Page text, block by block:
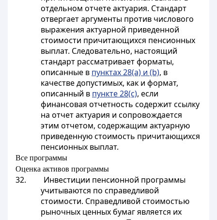
отдельном отчете актуария. Стандарт
отвергает аргументы против числового
выражения актуарной приведенной
стоимости причитающихся пенсионных
выплат. Следовательно, настоящий
стандарт рассматривает форматы,
описанные в пунктах 28(a) и (b), в
качестве допустимых, как и формат,
описанный в пункте 28(c), если
финансовая отчетность содержит ссылку
на отчет актуария и сопровождается
этим отчетом, содержащим актуарную
приведенную стоимость причитающихся
пенсионных выплат.
Все программы
Оценка активов программы
32. Инвестиции пенсионной программы
учитываются по справедливой
стоимости. Справедливой стоимостью
рыночных ценных бумаг является их